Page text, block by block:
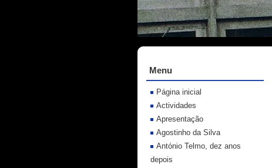
Menu
Página inicial
Actividades
Apresentação
Agostinho da Silva
António Telmo, dez anos
depois